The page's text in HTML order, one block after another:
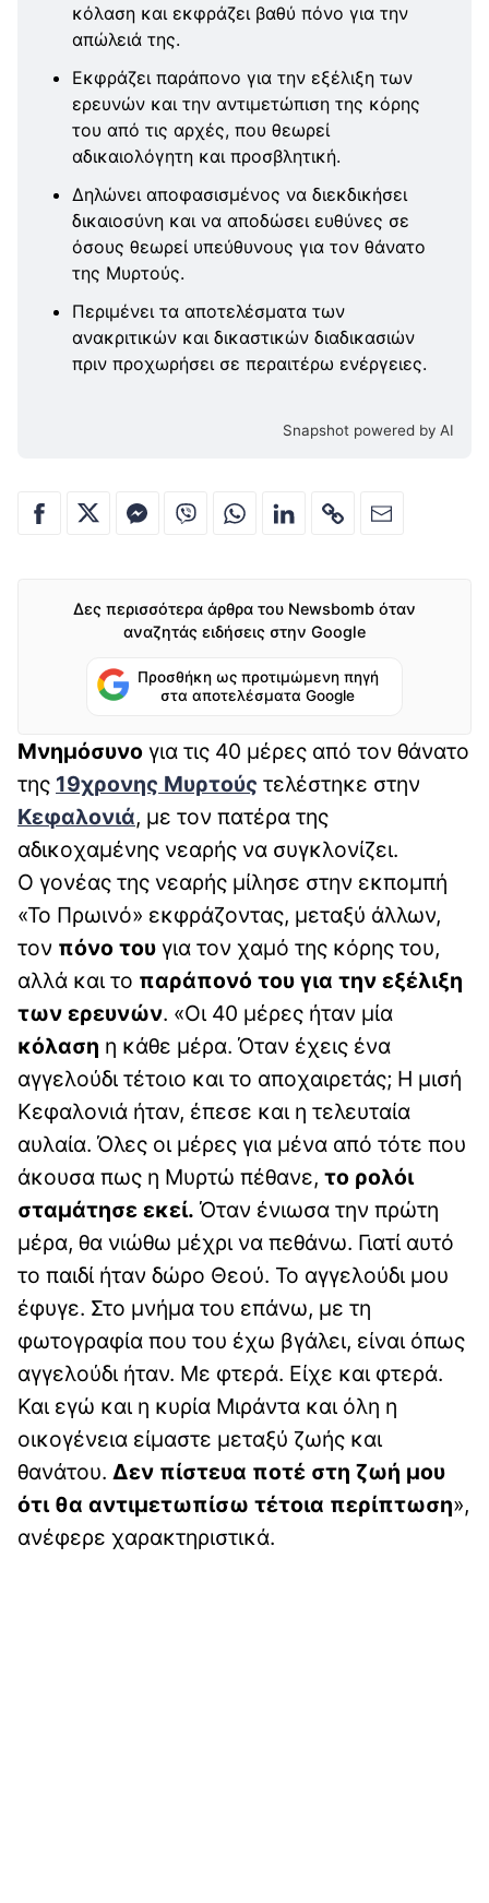
κόλαση και εκφράζει βαθύ πόνο για την
απώλειά της.
Εκφράζει παράπονο για την εξέλιξη των
ερευνών και την αντιμετώπιση της κόρης
του από τις αρχές, που θεωρεί
αδικαιολόγητη και προσβλητική.
Δηλώνει αποφασισμένος να διεκδικήσει
δικαιοσύνη και να αποδώσει ευθύνες σε
όσους θεωρεί υπεύθυνους για τον θάνατο
της Μυρτούς.
Περιμένει τα αποτελέσματα των
ανακριτικών και δικαστικών διαδικασιών
πριν προχωρήσει σε περαιτέρω ενέργειες.
Snapshot powered by AI
Δες περισσότερα άρθρα του Newsbomb όταν
αναζητάς ειδήσεις στην Google
Προσθήκη ως προτιμώμενη πηγή
στα αποτελέσματα Google
Μνημόσυνο για τις 40 μέρες από τον θάνατο
της 19χρονης Μυρτούς τελέστηκε στην
Κεφαλονιά, με τον πατέρα της
αδικοχαμένης νεαρής να συγκλονίζει.
Ο γονέας της νεαρής μίλησε στην εκπομπή
«Το Πρωινό» εκφράζοντας, μεταξύ άλλων,
τον πόνο του για τον χαμό της κόρης του,
αλλά και το παράπονό του για την εξέλιξη
των ερευνών. «Οι 40 μέρες ήταν μία
κόλαση η κάθε μέρα. Όταν έχεις ένα
αγγελούδι τέτοιο και το αποχαιρετάς; Η μισή
Κεφαλονιά ήταν, έπεσε και η τελευταία
αυλαία. Όλες οι μέρες για μένα από τότε που
άκουσα πως η Μυρτώ πέθανε, το ρολόι
σταμάτησε εκεί. Όταν ένιωσα την πρώτη
μέρα, θα νιώθω μέχρι να πεθάνω. Γιατί αυτό
το παιδί ήταν δώρο Θεού. Το αγγελούδι μου
έφυγε. Στο μνήμα του επάνω, με τη
φωτογραφία που του έχω βγάλει, είναι όπως
αγγελούδι ήταν. Με φτερά. Είχε και φτερά.
Και εγώ και η κυρία Μιράντα και όλη η
οικογένεια είμαστε μεταξύ ζωής και
θανάτου. Δεν πίστευα ποτέ στη ζωή μου
ότι θα αντιμετωπίσω τέτοια περίπτωση»,
ανέφερε χαρακτηριστικά.